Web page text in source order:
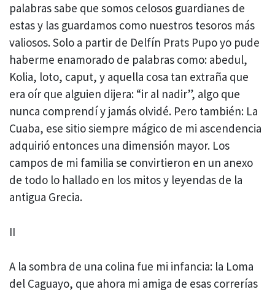
palabras sabe que somos celosos guardianes de
estas y las guardamos como nuestros tesoros más
valiosos. Solo a partir de Delfín Prats Pupo yo pude
haberme enamorado de palabras como: abedul,
Kolia, loto, caput, y aquella cosa tan extraña que
era oír que alguien dijera: “ir al nadir”, algo que
nunca comprendí y jamás olvidé. Pero también: La
Cuaba, ese sitio siempre mágico de mi ascendencia
adquirió entonces una dimensión mayor. Los
campos de mi familia se convirtieron en un anexo
de todo lo hallado en los mitos y leyendas de la
antigua Grecia.
II
A la sombra de una colina fue mi infancia: la Loma
del Caguayo, que ahora mi amiga de esas correrías